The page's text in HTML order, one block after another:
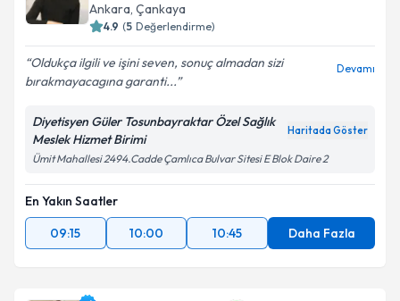
Ankara, Çankaya
4.9 (5 Değerlendirme)
Oldukça ilgili ve işini seven, sonuç almadan sizi
bırakmayacagına garanti...
Devamı
Diyetisyen Güler Tosunbayraktar Özel Sağlık
Meslek Hizmet Birimi
Haritada Göster
Ümit Mahallesi 2494.Cadde Çamlıca Bulvar Sitesi E Blok Daire 2
En Yakın Saatler
09:15
10:00 10:45 Daha Fazla